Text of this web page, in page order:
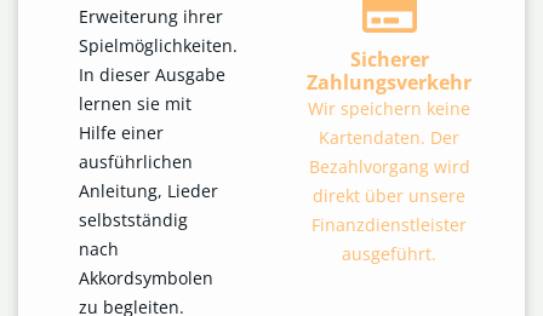
Erweiterung ihrer
Spielmöglichkeiten.
In dieser Ausgabe
lernen sie mit
Hilfe einer
ausführlichen
Anleitung, Lieder
selbstständig
nach
Akkordsymbolen
zu begleiten.
Sicherer
Zahlungsverkehr
Wir speichern keine
Kartendaten. Der
Bezahlvorgang wird
direkt über unsere
Finanzdienstleister
ausgeführt.